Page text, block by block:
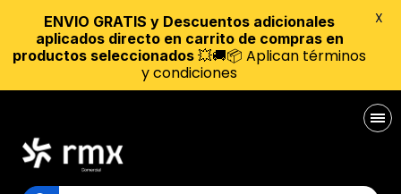
ENVIO GRATIS y Descuentos adicionales
aplicados directo en carrito de compras en
productos seleccionados 💥🚚📦 Aplican términos
y condiciones
X